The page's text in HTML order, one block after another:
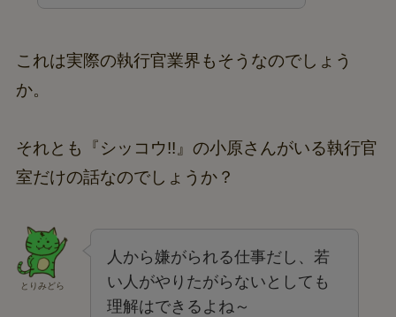
これは実際の執行官業界もそうなのでしょう
か。
それとも『シッコウ!!』の小原さんがいる執行官
室だけの話なのでしょうか？
とりみどら
人から嫌がられる仕事だし、若
い人がやりたがらないとしても
理解はできるよね～